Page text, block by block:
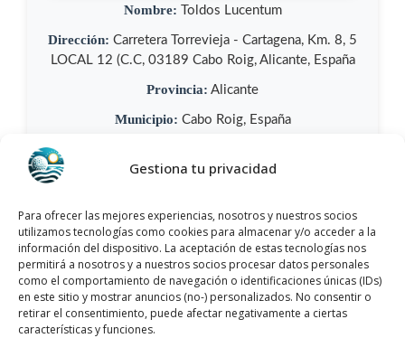
Gestiona tu privacidad
Para ofrecer las mejores experiencias, nosotros y nuestros socios
utilizamos tecnologías como cookies para almacenar y/o acceder a la
información del dispositivo. La aceptación de estas tecnologías nos
permitirá a nosotros y a nuestros socios procesar datos personales
como el comportamiento de navegación o identificaciones únicas (IDs)
en este sitio y mostrar anuncios (no-) personalizados. No consentir o
retirar el consentimiento, puede afectar negativamente a ciertas
características y funciones.
Nombre: Toldos Lucentum
Dirección: Carretera Torrevieja - Cartagena, Km. 8, 5
LOCAL 12 (C.C, 03189 Cabo Roig, Alicante, España
Provincia: Alicante
Municipio: Cabo Roig, España
Teléfono: +34 602 51 48 44
Sitio web: www.toldoslucentum.com
Opiniones:Los usuarios le han dado una puntuación
4,1/5
y cuenta con más de 62 opiniones.
Llamar Ahora